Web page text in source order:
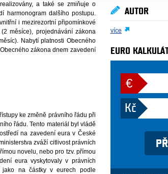
a také se zmiňuje o
harmonogram dalšího postupu.
i mezirezortní připomínkové
měsíce), projednávání zákona
Nabytí platnosti Obecného
zákona dnem zavedení
ke změně právního řádu při
řádu. Tento materiál byl vládě
na zavedení eura v České
zváží citlivost právních
novelu, nebo pro tzv. přímou
eura vyskytovaly v právních
na částky v eurech podle
AUTOR
více
EURO
€
Kč